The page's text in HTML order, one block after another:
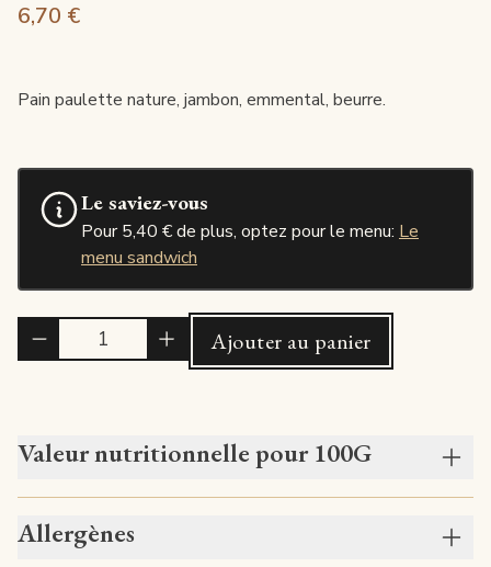
6,70 €
Pain paulette nature, jambon, emmental, beurre.
Le saviez-vous
Pour 5,40 € de plus, optez pour le menu: Le
menu sandwich
Ajouter au panier
Valeur nutritionnelle pour 100G
Allergènes